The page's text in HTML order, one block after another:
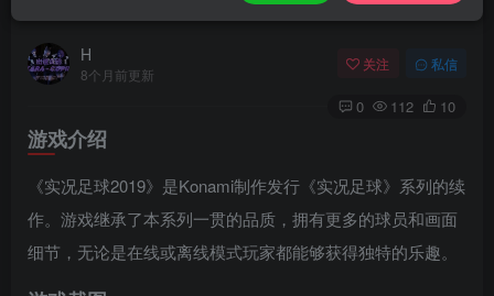
H
8个月前更新
关注 私信
0 112 10
游戏介绍
《实况足球2019》是Konami制作发行《实况足球》系列的续
作。游戏继承了本系列一贯的品质，拥有更多的球员和画面
细节，无论是在线或离线模式玩家都能够获得独特的乐趣。